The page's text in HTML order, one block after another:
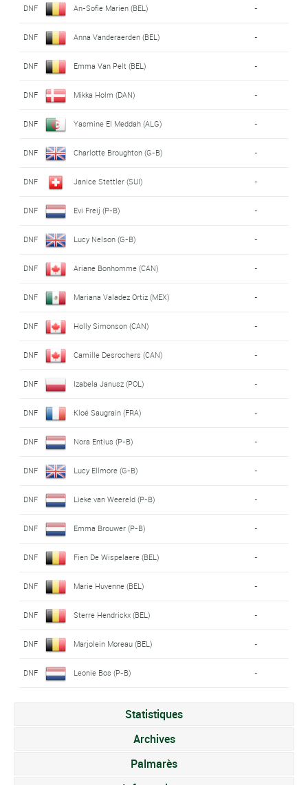
DNF An-Sofie Marien (BEL) -
DNF Anna Vanderaerden (BEL) -
DNF Emma Van Pelt (BEL) -
DNF Mikka Holm (DAN) -
DNF Yasmine El Meddah (ALG) -
DNF Charlotte Broughton (G-B) -
DNF Janice Stettler (SUI) -
DNF Evi Freij (P-B) -
DNF Lucy Nelson (G-B) -
DNF Ariane Bonhomme (CAN) -
DNF Mariana Valadez Ortiz (MEX) -
DNF Holly Simonson (CAN) -
DNF Camille Desrochers (CAN) -
DNF Izabela Janusz (POL) -
DNF Kloé Saugrain (FRA) -
DNF Nora Entius (P-B) -
DNF Lucy Ellmore (G-B) -
DNF Lieke van Weereld (P-B) -
DNF Emma Brouwer (P-B) -
DNF Fien De Wispelaere (BEL) -
DNF Marie Huvenne (BEL) -
DNF Sterre Hendrickx (BEL) -
DNF Marjolein Moreau (BEL) -
DNF Leonie Bos (P-B) -
Statistiques
Archives
Palmarès